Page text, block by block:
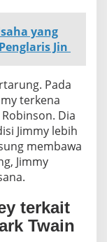
yang
Jin
Pada
terkena
Dia
Jimmy lebih
membawa
Jimmy
terkait
Twain